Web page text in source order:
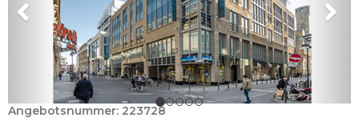
Angebotsnummer: 223728